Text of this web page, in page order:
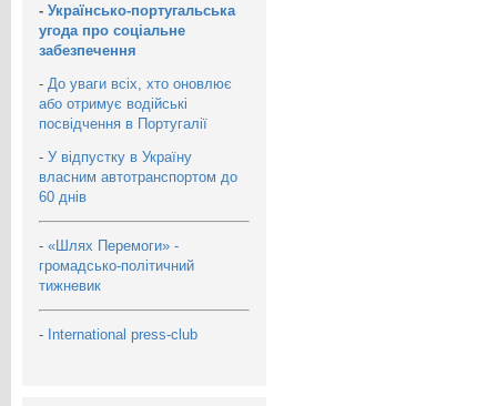
- Українсько-португальська
угода про соціальне
забезпечення
- До уваги всіх, хто оновлює
або отримує водійські
посвідчення в Португалії
- У відпустку в Україну
власним автотранспортом до
60 днів
- «Шлях Перемоги» -
громадсько-політичний
тижневик
- International press-club